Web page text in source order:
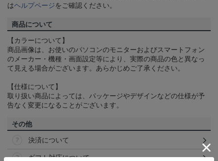
はヘルプページをご確認ください。
商品について
【カラーについて】
商品画像は、お使いのパソコンのモニターおよびスマートフォン
のメーカー・機種・画面設定等により、実際の商品の色と異なっ
て見える場合がございます。あらかじめご了承ください。
【仕様について】
取り扱い商品によっては、パッケージやデザインなどの仕様が予
告なく変更になることがございます。
その他
決済について
ギフト対応について